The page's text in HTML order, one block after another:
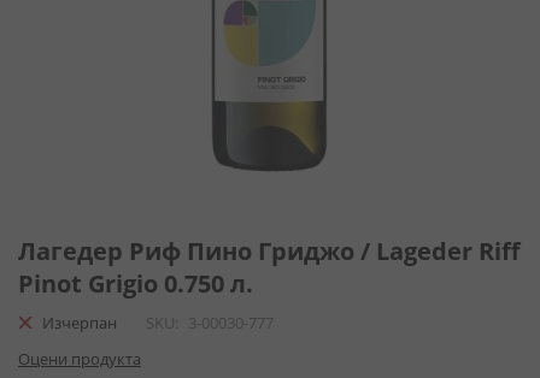
към
началото
на
галерия
снимки
Лагедер Риф Пино Гриджо / Lageder Riff
Pinot Grigio 0.750 л.
Изчерпан SKU
3-00030-777
Оцени продукта